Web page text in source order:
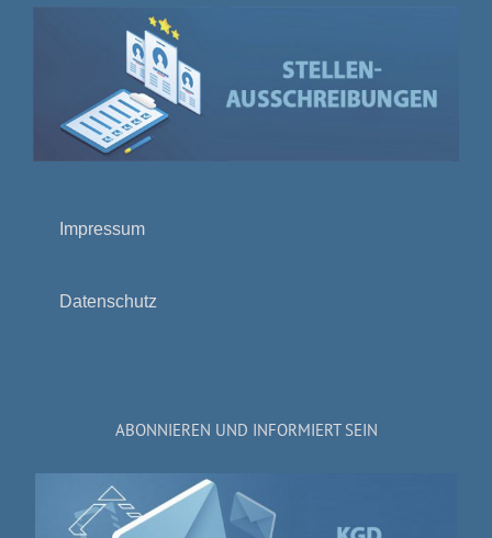
Impressum
Datenschutz
ABONNIEREN UND INFORMIERT SEIN